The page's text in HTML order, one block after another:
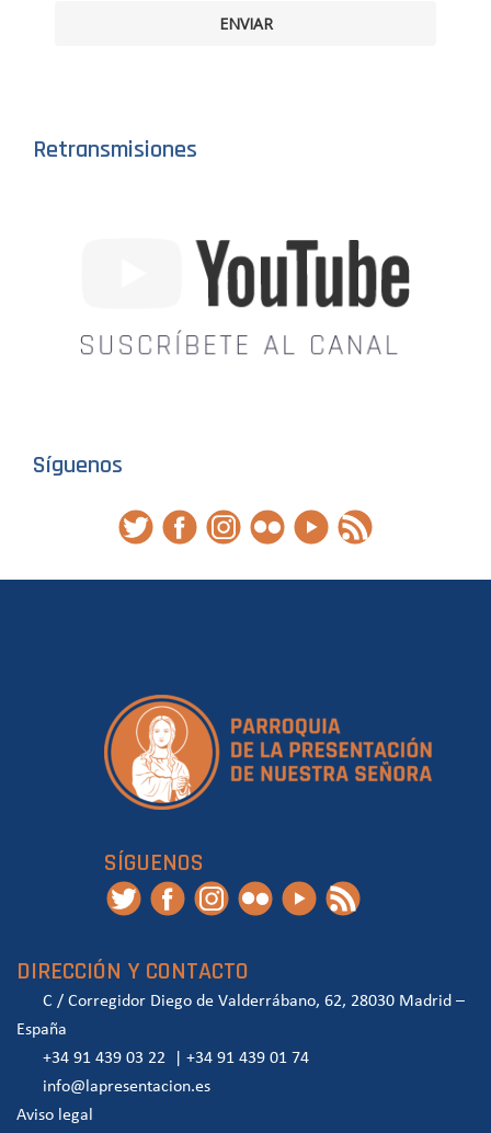
ENVIAR
Retransmisiones
Síguenos
SÍGUENOS
DIRECCIÓN Y CONTACTO
C / Corregidor Diego de Valderrábano, 62, 28030 Madrid –
España
+34 91 439 03 22
+34 91 439 01 74
info@lapresentacion.es
Aviso legal